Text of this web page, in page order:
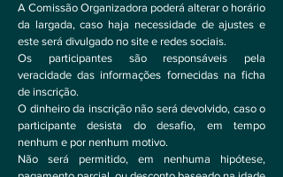
A Comissão Organizadora poderá alterar o horário
da largada, caso haja necessidade de ajustes e
este será divulgado no site e redes sociais.
Os participantes são responsáveis pela
veracidade das informações fornecidas na ficha
de inscrição.
O dinheiro da inscrição não será devolvido, caso o
participante desista do desafio, em tempo
nenhum e por nenhum motivo.
Não será permitido, em nenhuma hipótese,